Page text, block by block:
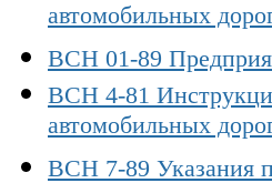
автомобильных
ВСН 01-89
ВСН 4-81
автомобильных
ВСН 7-89 Указания